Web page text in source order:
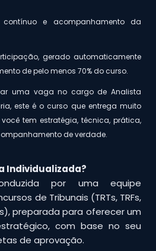
e acompanhamento da
gerado automaticamente
de pelo menos 70% do curso.
uma vaga no cargo de Analista
este é o curso que entrega muito
tem estratégia, técnica, prática,
de verdade.
Individualizada?
por uma equipe
de Tribunais (TRTs, TRFs,
preparada para oferecer um
com base no seu
de aprovação.